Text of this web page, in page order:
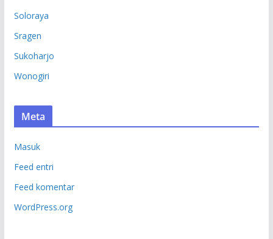
Soloraya
Sragen
Sukoharjo
Wonogiri
Meta
Masuk
Feed entri
Feed komentar
WordPress.org